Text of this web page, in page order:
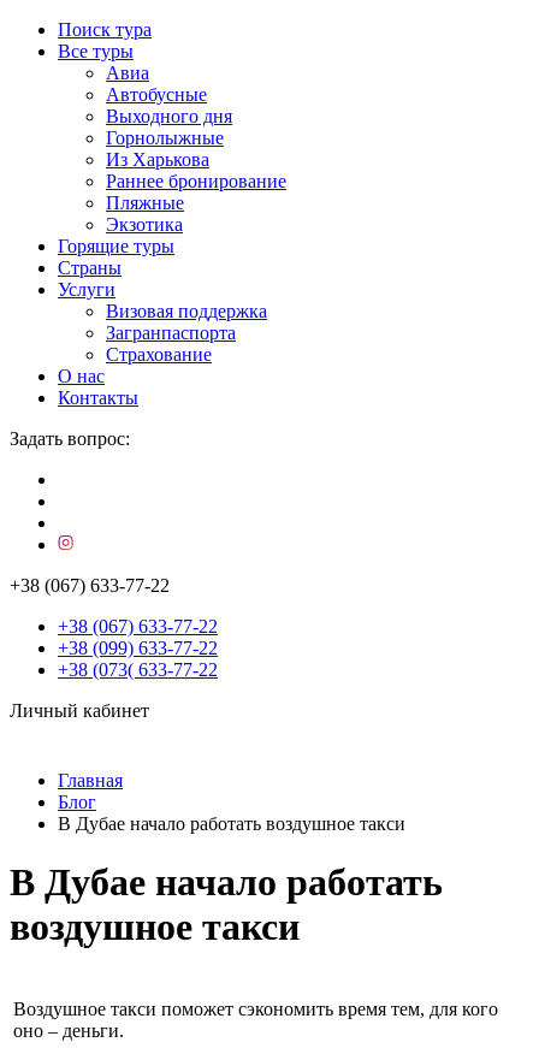
Поиск тура
Все туры
Авиа
Автобусные
Выходного дня
Горнолыжные
Из Харькова
Раннее бронирование
Пляжные
Экзотика
Горящие туры
Страны
Услуги
Визовая поддержка
Загранпаспорта
Страхование
О нас
Контакты
Задать вопрос:
+38 (067) 633-77-22
+38 (067) 633-77-22
+38 (099) 633-77-22
+38 (073( 633-77-22
Личный кабинет
Главная
Блог
В Дубае начало работать воздушное такси
В Дубае начало работать
воздушное такси
Воздушное такси поможет сэкономить время тем, для кого
оно – деньги.